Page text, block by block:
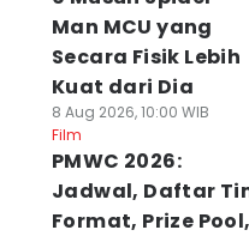
Man MCU yang
Secara Fisik Lebih
Kuat dari Dia
8 Aug 2026, 10:00 WIB
Film
PMWC 2026:
Jadwal, Daftar
Format, Prize Pool,